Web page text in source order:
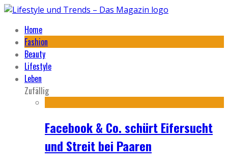
Home
Fashion
Beauty
Lifestyle
Leben
Zufällig
Facebook & Co. schürt Eifersucht
und Streit bei Paaren